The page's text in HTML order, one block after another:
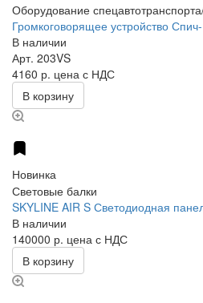
Оборудование
Громкоговорящее устройство Спич-
В наличии
Арт. 203VS
4160 р. цена с НДС
В корзину
Новинка
Световые балки
SKYLINE AIR S Светодиодная
В наличии
140000 р. цена с НДС
В корзину